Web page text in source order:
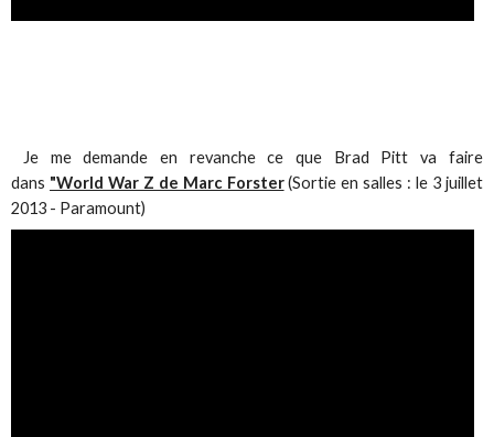
Je me demande en revanche ce que Brad Pitt va faire
dans "World War Z de Marc Forster(Sortie en salles : le 3 juillet
2013 - Paramount)